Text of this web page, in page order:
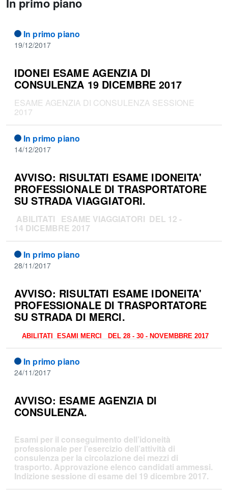
In primo piano
19/12/2017
IDONEI ESAME AGENZIA DI
CONSULENZA 19 DICEMBRE 2017
ESAME AGENZIA DI CONSULENZA SESSIONE
2017
In primo piano
14/12/2017
AVVISO: RISULTATI ESAME IDONEITA'
PROFESSIONALE DI TRASPORTATORE
SU STRADA VIAGGIATORI.
ABILITATI ESAME VIAGGIATORI DEL 12 -
14 DICEMBRE 2017
In primo piano
28/11/2017
AVVISO: RISULTATI ESAME IDONEITA'
PROFESSIONALE DI TRASPORTATORE
SU STRADA DI MERCI.
ABILITATI ESAMI MERCI DEL 28 - 30 - NOVEMBBRE 2017
In primo piano
24/11/2017
AVVISO: ESAME AGENZIA DI
CONSULENZA.
Esami per il conseguimento dell’idoneità
professionale per l’esercizio dell’attività di
consulenza per la circolazione dei mezzi di
trasporto. Approvazione elenco candidati ammessi.
Indizione sessione di esame del 19 dicembre 2017.